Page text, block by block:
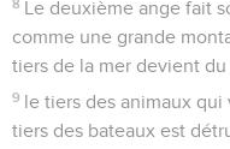
8 Le deuxième ange fait
comme une grande
tiers de la mer devient du
9 le tiers des animaux
tiers des bateaux est